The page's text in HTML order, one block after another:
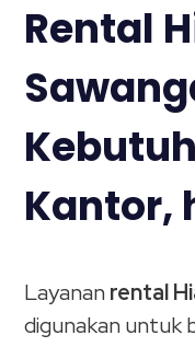
Rental
Kantor,
Layananrental
digunakan untuk